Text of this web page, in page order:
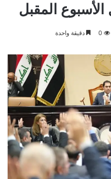
المقبل
0 دقيقة واحدة